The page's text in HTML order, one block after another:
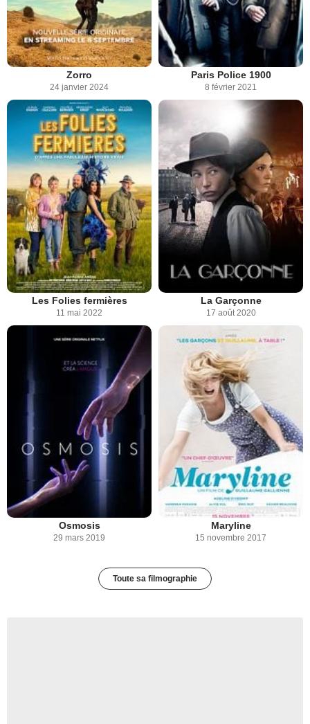
Zorro
24 janvier 2024
Paris Police 1900
8 février 2021
Les Folies fermières
11 mai 2022
La Garçonne
17 août 2020
Osmosis
29 mars 2019
Maryline
15 novembre 2017
Toute sa filmographie